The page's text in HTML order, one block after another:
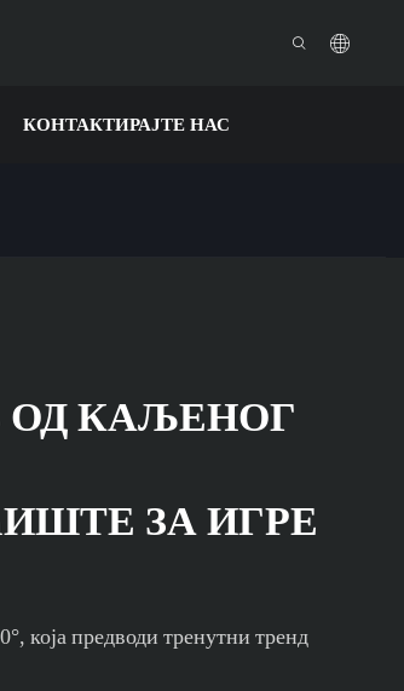
КОНТАКТИРАЈТЕ НАС
КАЉЕНОГ
ЗА ИГРЕ
која предводи тренутни тренд